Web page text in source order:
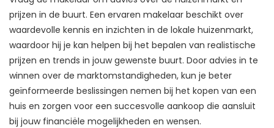
prijzen in de buurt. Een ervaren makelaar beschikt over
waardevolle kennis en inzichten in de lokale huizenmarkt,
waardoor hij je kan helpen bij het bepalen van realistische
prijzen en trends in jouw gewenste buurt. Door advies in te
winnen over de marktomstandigheden, kun je beter
geïnformeerde beslissingen nemen bij het kopen van een
huis en zorgen voor een succesvolle aankoop die aansluit
bij jouw financiële mogelijkheden en wensen.